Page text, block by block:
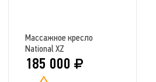
Массажное кресло
National XZ
185 000